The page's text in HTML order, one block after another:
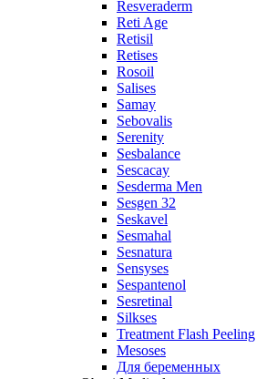
Resveraderm
Reti Age
Retisil
Retises
Rosoil
Salises
Samay
Sebovalis
Serenity
Sesbalance
Sescacay
Sesderma Men
Sesgen 32
Seskavel
Sesmahal
Sesnatura
Sensyses
Sespantenol
Sesretinal
Silkses
Treatment Flash Peeling
Mesoses
Для беременных